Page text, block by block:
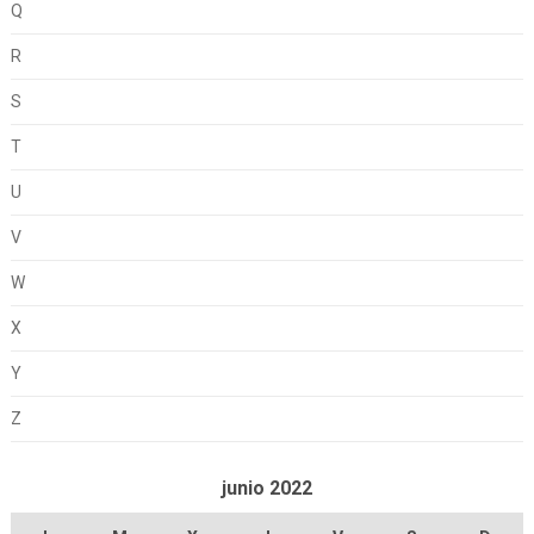
Q
R
S
T
U
V
W
X
Y
Z
junio 2022